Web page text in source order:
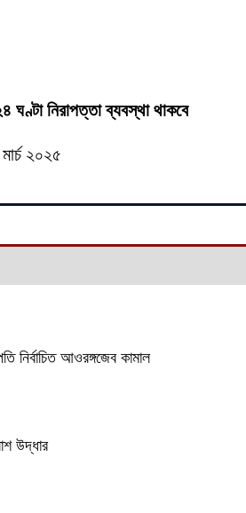
ঘণ্টা নিরাপত্তা ব্যবস্থা থাকবে
২০২৫
নির্বাচিত আওরঙ্গজেব কামাল
উদ্ধার